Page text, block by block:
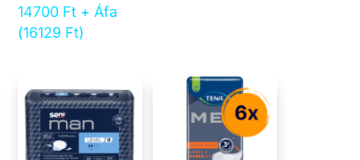
14700 FtÁrtartomány:
12700 Ft
+ Áfa
(16129 Ft)